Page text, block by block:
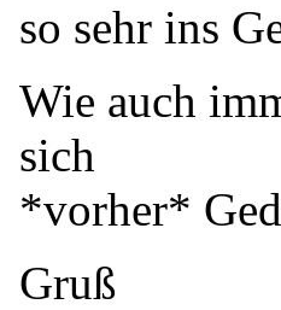
so sehr ins
Wie auch
sich
*vorher*
Gruß